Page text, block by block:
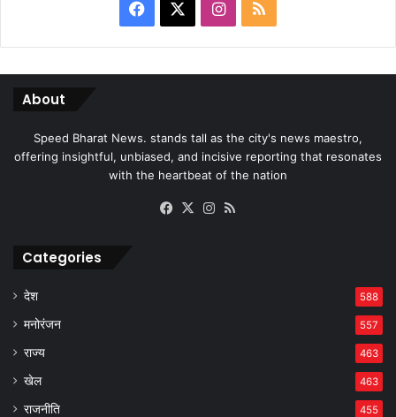
Facebook Instagram
RSS
About
Speed Bharat News. stands tall as the city's news maestro,
offering insightful, unbiased, and incisive reporting that resonates
with the heartbeat of the nation
Facebook
X Instagram
Categories
देश 588
मनोरंजन 557
राज्य 463
खेल 463
राजनीति 455